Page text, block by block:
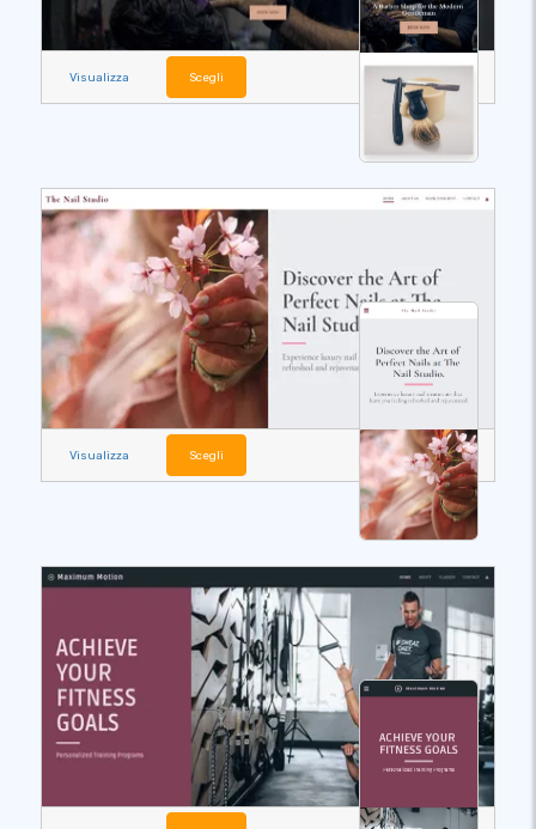
Visualizza Scegli
Visualizza Scegli